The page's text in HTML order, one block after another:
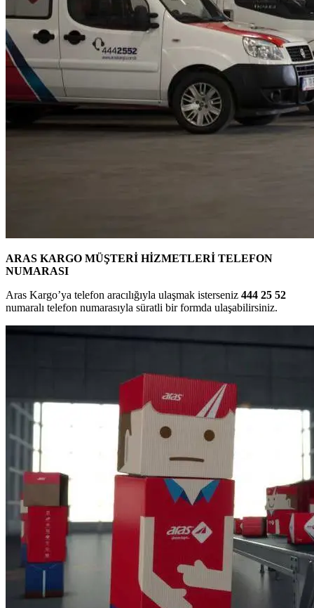
ARAS KARGO MÜŞTERİ HİZMETLERİ TELEFON
NUMARASI
Aras Kargo’ya telefon aracılığıyla ulaşmak isterseniz 444 25 52
numaralı telefon numarasıyla süratli bir formda ulaşabilirsiniz.